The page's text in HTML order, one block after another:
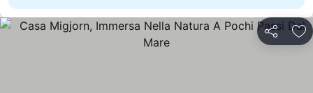
Partilhar